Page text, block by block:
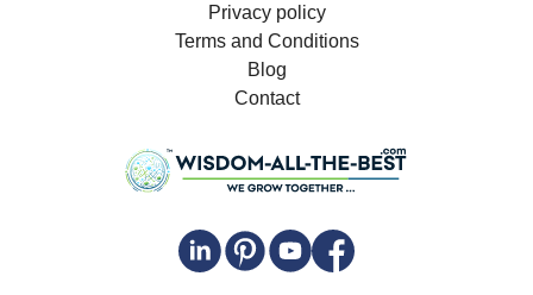
Privacy policy
Terms and Conditions
Blog
Contact